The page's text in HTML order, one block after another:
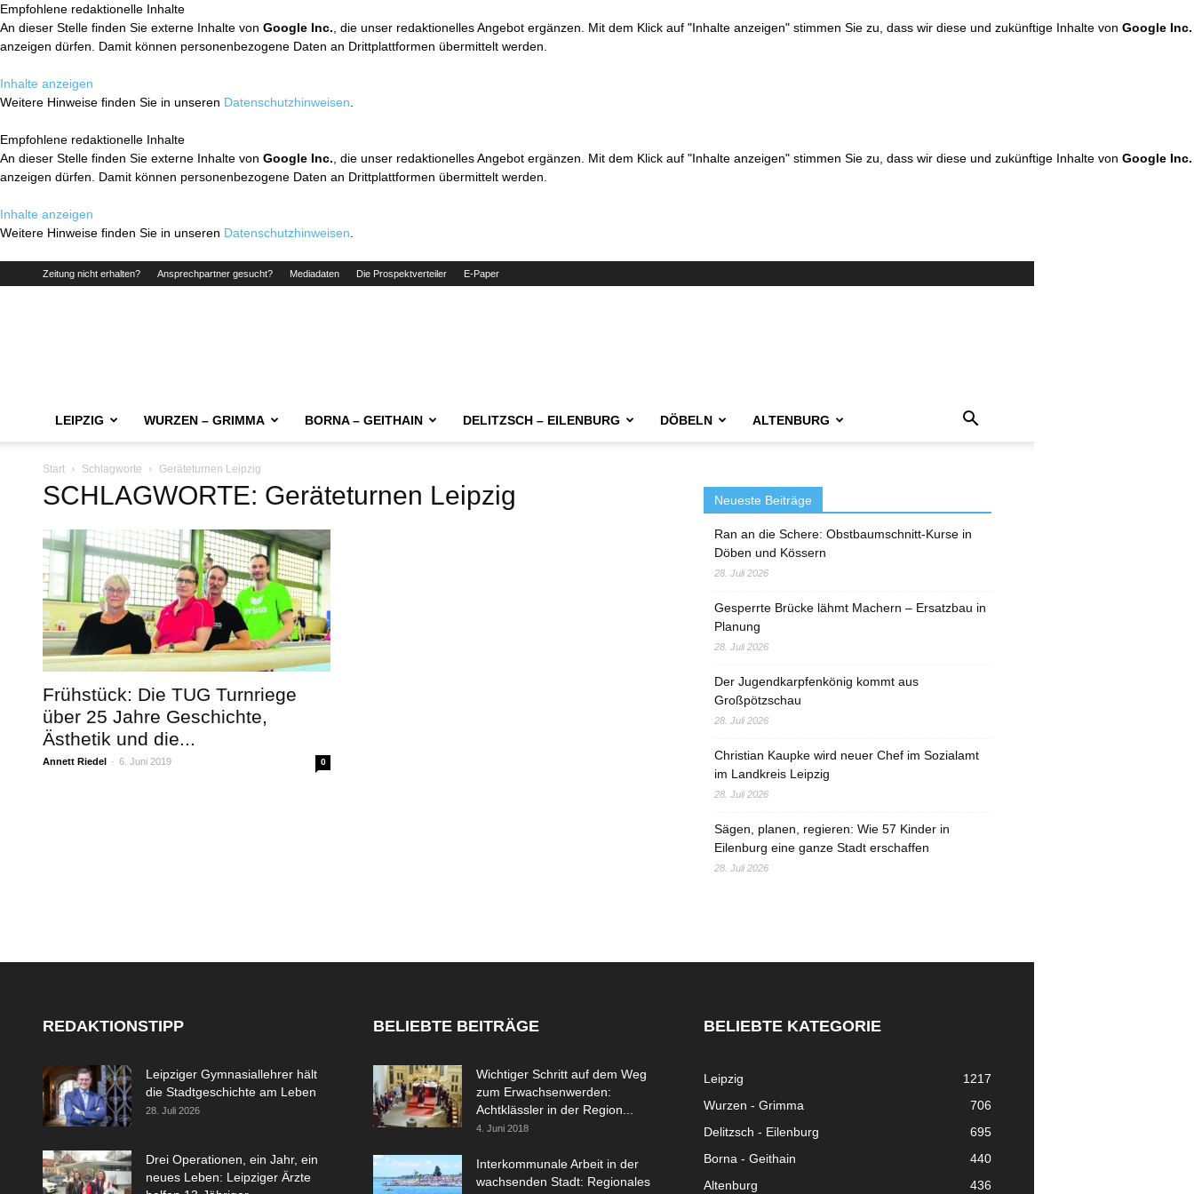
Empfohlene redaktionelle Inhalte
An dieser Stelle finden Sie externe Inhalte von Google Inc. , die unser redaktionelles Angebot ergänzen. Mit dem Klick auf "Inhalte anzeigen" stimmen Sie zu, dass wir diese und zukünftige Inhalte von Google Inc.
anzeigen dürfen. Damit können personenbezogene Daten an Drittplattformen übermittelt werden.
Inhalte anzeigen
Weitere Hinweise finden Sie in unseren Datenschutzhinweisen
Empfohlene redaktionelle Inhalte
An dieser Stelle finden Sie externe Inhalte von Google Inc. , die unser redaktionelles Angebot ergänzen. Mit dem Klick auf "Inhalte anzeigen" stimmen Sie zu, dass wir diese und zukünftige Inhalte von Google Inc.
anzeigen dürfen. Damit können personenbezogene Daten an Drittplattformen übermittelt werden.
Inhalte anzeigen
Weitere Hinweise finden Sie in unseren Datenschutzhinweisen
Zeitung nicht erhalten? Ansprechpartner gesucht? Mediadaten Die Prospektverteiler E-Paper
LEIPZIG WURZEN – GRIMMA BORNA – GEITHAIN DELITZSCH – EILENBURG DÖBELN ALTENBURG
Start Schlagworte Geräteturnen Leipzig
SCHLAGWORTE: Geräteturnen Leipzig
Frühstück: Die TUG Turnriege
über 25 Jahre Geschichte,
Ästhetik und die...
Annett Riedel - 6. Juni 2019 0
Neueste Beiträge
Ran an die Schere: Obstbaumschnitt-Kurse in
Döben und Kössern
28. Juli 2026
Gesperrte Brücke lähmt Machern – Ersatzbau in
Planung
28. Juli 2026
Der Jugendkarpfenkönig kommt aus
Großpötzschau
28. Juli 2026
Christian Kaupke wird neuer Chef im Sozialamt
im Landkreis Leipzig
28. Juli 2026
Sägen, planen, regieren: Wie 57 Kinder in
Eilenburg eine ganze Stadt erschaffen
28. Juli 2026
REDAKTIONSTIPP
Leipziger Gymnasiallehrer hält
die Stadtgeschichte am Leben
28. Juli 2026
Drei Operationen, ein Jahr, ein
neues Leben: Leipziger Ärzte
BELIEBTE BEITRÄGE
Wichtiger Schritt auf dem Weg
zum Erwachsenwerden:
Achtklässler in der Region...
4. Juni 2018
Interkommunale Arbeit in der
wachsenden Stadt: Regionales
BELIEBTE KATEGORIE
Leipzig
1217
Wurzen - Grimma
706
Delitzsch - Eilenburg
695
Borna - Geithain
440
Altenburg
436